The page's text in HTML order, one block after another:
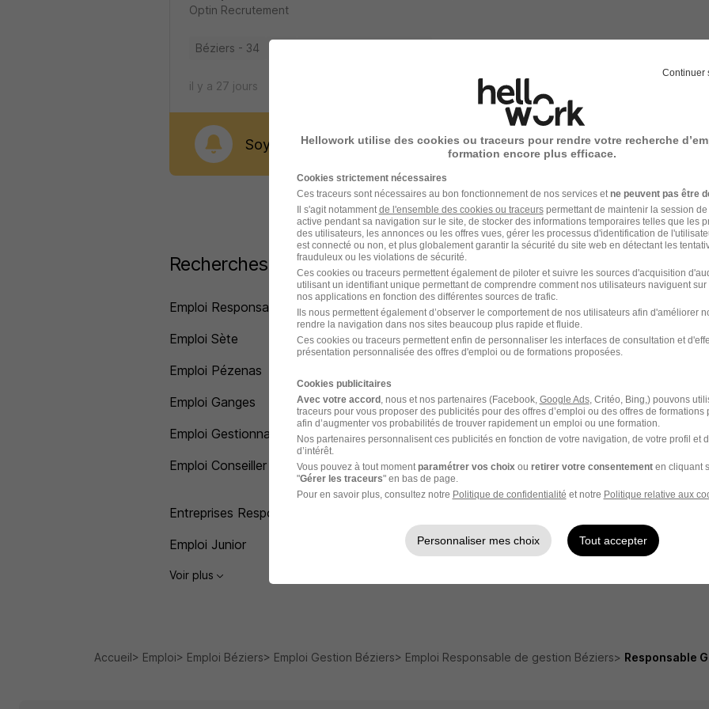
Optin Recrutement
Béziers - 34
il y a 27 jours
Soyez alerté dès qu'une offre similaire est publiée !
Recherches similaires
Emploi Responsable de gestion Emploi Gestion
Emploi Sète
Emploi Agde
Emploi Pézenas
Emploi Ganges
Emploi Mèze
Emploi
Emploi Gestionnaire de patrimoine
Emploi Contrôleur de gestion
Emploi Conseiller d'entreprise
Emploi Gestionnaire de marchés
publics
Entreprises Responsable de gestion
Emploi Junior
Emploi Management
Voir plus
Accueil Emploi Emploi Béziers Emploi Gestion Béziers Emploi Responsable de gestion Béziers Responsable
Continuer
Hellowork utilise des cookies ou traceurs pour rendre votre recherche
formation encore plus efficace.
Cookies strictement nécessaires
Ces traceurs sont nécessaires au bon fonctionnement de nos services etne peuvent pas être
Il s'agit notammentde l'ensemble des cookies ou traceurspermettant de maintenir la session
active pendant sa navigation sur le site, de stocker des informations temporaires telles que les
des utilisateurs, les annonces ou les offres vues, gérer les processus d'identification de
est connecté ou non, et plus globalement garantir la sécurité du site web en détectant les
frauduleux ou les violations de sécurité.
Ces cookies ou traceurs permettent également de piloter et suivre les sources d'acquisition
utilisant un identifiant unique permettant de comprendre comment nos utilisateurs naviguent sur
nos applications en fonction des différentes sources de trafic.
Ils nous permettent également d’observer le comportement de nos utilisateurs afin d'améliorer
rendre la navigation dans nos sites beaucoup plus rapide et fluide.
Ces cookies ou traceurs permettent enfin de personnaliser les interfaces de consultation et
présentation personnalisée des offres d'emploi ou de formations proposées.
Cookies publicitaires
Avec votre accord , nous et nos partenaires (Facebook, Google Ads, Critéo, Bing,) pouvons
traceurs pour vous proposer des publicités pour des offres d’emploi ou des offres de formations
afin d’augmenter vos probabilités de trouver rapidement un emploi ou une formation.
Nos partenaires personnalisent ces publicités en fonction de votre navigation, de votre profil et
d’intérêt.
Vous pouvez à tout momentparamétrer vos choixou retirer votre consentementen cliquant
"Gérer les traceurs" en bas de page.
Pour en savoir plus, consultez notre Politique de confidentialité et notre Politique relative aux
Personnaliser mes choix Tout accepter